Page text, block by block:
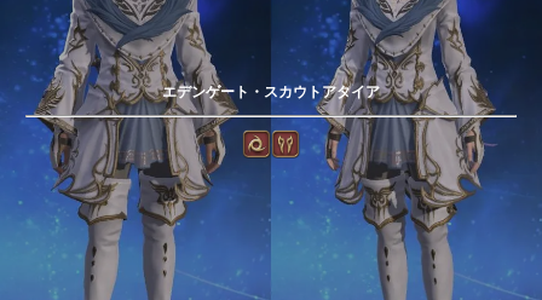
エデンゲート・スカウトアタイア